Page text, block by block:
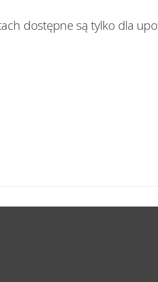
dostępne są tylko dla